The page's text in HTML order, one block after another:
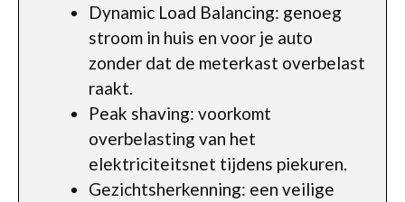
Dynamic Load Balancing: genoeg
stroom in huis en voor je auto
zonder dat de meterkast overbelast
raakt.
Peak shaving: voorkomt
overbelasting van het
elektriciteitsnet tijdens piekuren.
Gezichtsherkenning: een veilige